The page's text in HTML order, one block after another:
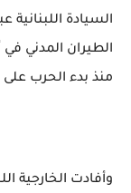
السيادة
الطيران المدني في
منذ بدء الحرب على
وأفادت الخارجية